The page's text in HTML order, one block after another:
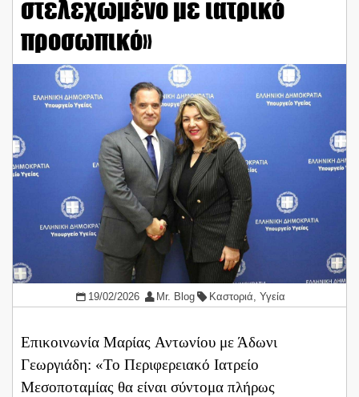
στελεχωμένο με ιατρικό
προσωπικό»
19/02/2026 Mr. Blog Καστοριά,Υγεία
Επικοινωνία Μαρίας Αντωνίου με Άδωνι
Γεωργιάδη: «Το Περιφερειακό Ιατρείο
Μεσοποταμίας θα είναι σύντομα πλήρως